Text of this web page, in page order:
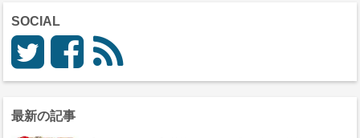
SOCIAL
最新の記事